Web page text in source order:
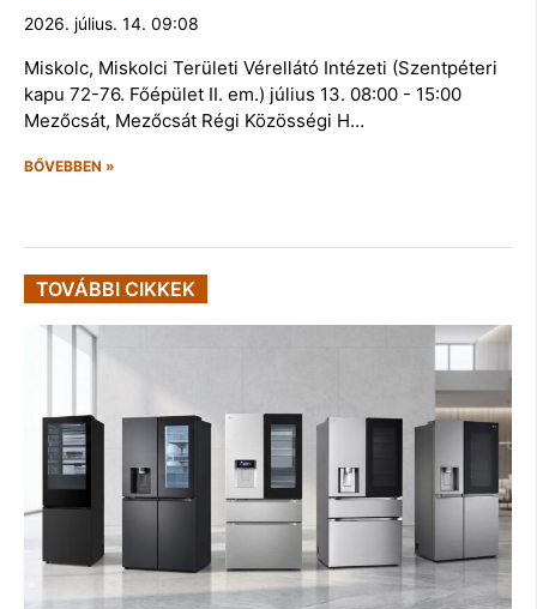
2026. július. 14. 09:08
Miskolc, Miskolci Területi Vérellátó Intézeti (Szentpéteri
kapu 72-76. Főépület II. em.) július 13. 08:00 - 15:00
Mezőcsát, Mezőcsát Régi Közösségi H…
BŐVEBBEN »
TOVÁBBI CIKKEK